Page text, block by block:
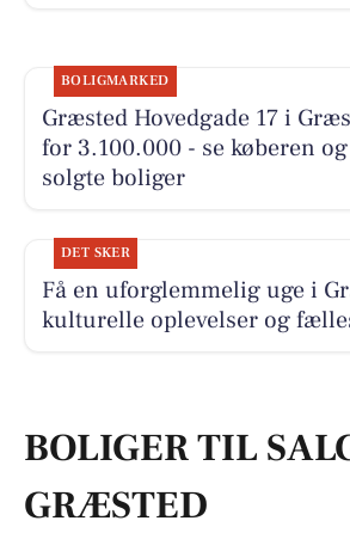
BOLIGMARKED
Græsted Hovedgade 17 i
for 3.100.000 - se køberen
solgte boliger
DET SKER
Få en uforglemmelig uge i
kulturelle oplevelser og
BOLIGER TIL
GRÆSTED